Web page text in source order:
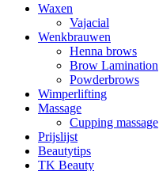
Waxen
Vajacial
Wenkbrauwen
Henna brows
Brow Lamination
Powderbrows
Wimperlifting
Massage
Cupping massage
Prijslijst
Beautytips
TK Beauty